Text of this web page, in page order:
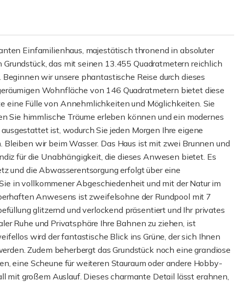
Einfamilienhaus, majestätisch thronend in absoluter
das mit seinen 13.455 Quadratmetern reichlich
wir unsere phantastische Reise durch dieses
Wohnfläche von 146 Quadratmetern bietet diese
eine Fülle von Annehmlichkeiten und Möglichkeiten. Sie
Sie himmlische Träume erleben können und ein modernes
ist, wodurch Sie jeden Morgen Ihre eigene
wir beim Wasser. Das Haus ist mit zwei Brunnen und
für die Unabhängigkeit, die dieses Anwesen bietet. Es
und die Abwasserentsorgung erfolgt über eine
in vollkommener Abgeschiedenheit und mit der Natur im
Anwesens ist zweifelsohne der Rundpool mit 7
glitzernd und verlockend präsentiert und Ihr privates
Ruhe und Privatsphäre Ihre Bahnen zu ziehen, ist
wird der fantastische Blick ins Grüne, der sich Ihnen
Zudem beherbergt das Grundstück noch eine grandiose
eine Scheune für weiteren Stauraum oder andere Hobby-
mit großem Auslauf. Dieses charmante Detail lässt erahnen,